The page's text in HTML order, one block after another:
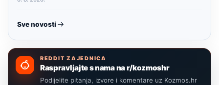
Sve novosti
REDDIT ZAJEDNICA
Raspravljajte s nama na r/kozmoshr
Podijelite pitanja, izvore i komentare uz Kozmos.hr